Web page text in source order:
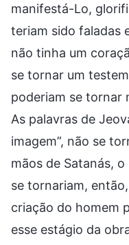
manifestá-Lo,
teriam sido faladas
não tinha um
se tornar um
poderiam se tornar
As palavras de
imagem”, não se
mãos de Satanás,
se tornariam,
criação do homem
esse estágio da